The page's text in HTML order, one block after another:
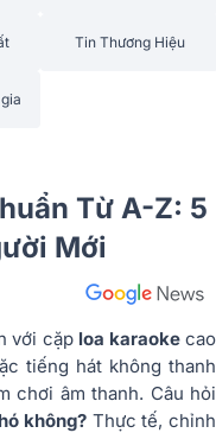
Tin Thương Hiệu
Từ A-Z: 5
Mới
với cặp loa karaokecao
tiếng hát không thanh
chơi âm thanh. Câu hỏi
không? Thực tế, chỉnh